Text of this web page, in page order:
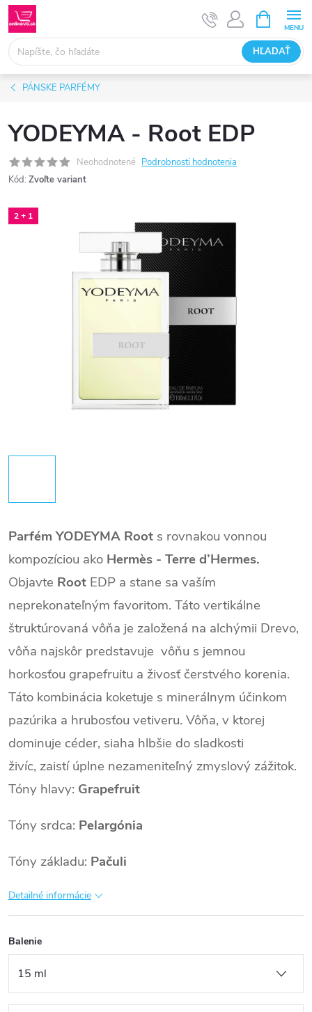
Prejsť
na
obsah
HĽADAŤ
KOŠÍK
PÁNSKE PARFÉMY
YODEYMA - Root EDP
Neohodnotené Podrobnosti hodnotenia
Kód: Zvoľte variant
2 + 1
Parfém YODEYMA Root s rovnakou vonnou
kompozíciou ako Hermès - Terre d’Hermes.
Objavte Root EDP a stane sa vaším
neprekonateľným favoritom. Táto vertikálne
štruktúrovaná vôňa je založená na alchýmii Drevo,
vôňa najskôr predstavuje vôňu s jemnou
horkosťou grapefruitu a živosť čerstvého korenia.
Táto kombinácia koketuje s minerálnym účinkom
pazúrika a hrubosťou vetiveru. Vôňa, v ktorej
dominuje céder, siaha hlbšie do sladkosti
živíc, zaistí úplne nezameniteľný zmyslový zážitok.
Tóny hlavy: Grapefruit
Tóny srdca: Pelargónia
Tóny základu: Pačuli
Detailné informácie
Balenie